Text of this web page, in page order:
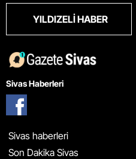
YILDIZELI HABER
Sivas Haberleri
Sivas haberleri
Son Dakika Sivas